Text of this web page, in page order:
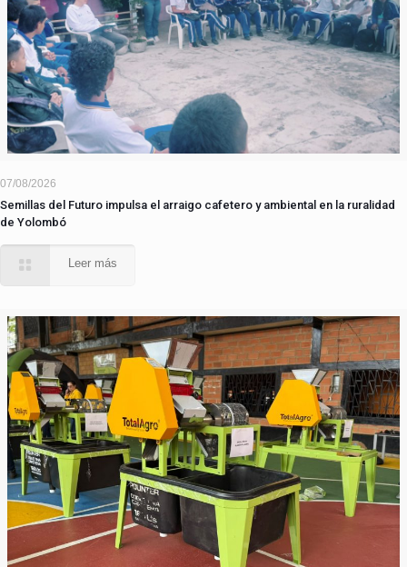
07/08/2026
Semillas del Futuro impulsa el arraigo cafetero y ambiental en la ruralidad
de Yolombó
Leer más